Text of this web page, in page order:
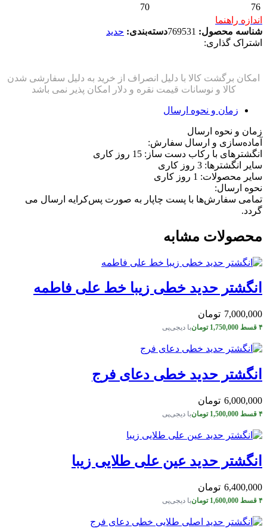
76
70
اندازه راهنما
شناسه محصول: 769531دسته‌بندی: حدید
اشتراک گذاری:
زمان و نحوه ارسال
زمان و نحوه ارسال
آماده‌سازی و ارسال سفارش:
انگشترهای با رکاب دست ساز: 15 روز کاری
سایر انگشترها: 3 روز کاری
سایر محصولات: 1 روز کاری
نحوه ارسال:
تمامی سفارش‌ها با پست چاپار به صورت پس‌کرایه ارسال می
گردد.
محصولات مشابه
انگشتر حدید خطی زیبا خط علی فاطمه
7,000,000 تومان
۴ قسط 1,750,000 تومانبا دیجی‌پی
انگشتر حدید خطی دعای فرج
6,000,000 تومان
۴ قسط 1,500,000 تومانبا دیجی‌پی
انگشتر حدید عین علی طلایی زیبا
6,400,000 تومان
۴ قسط 1,600,000 تومانبا دیجی‌پی